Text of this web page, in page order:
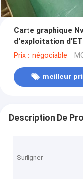
Carte graphique
d'exploitation
Prix：négociable
meilleur
Description De
Surligner